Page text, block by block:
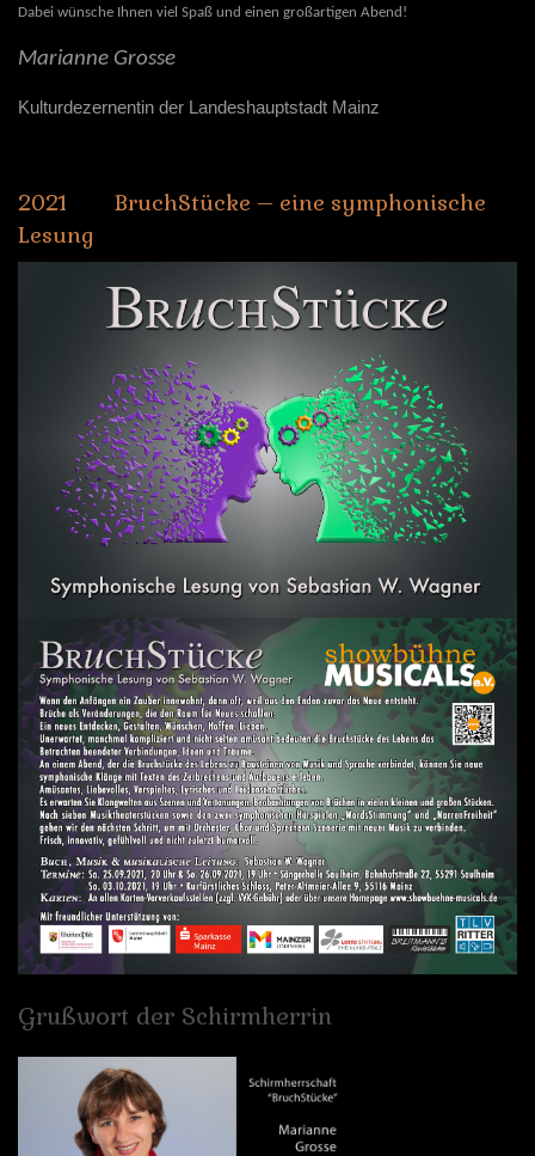
Dabei wünsche Ihnen viel Spaß und einen großartigen Abend!
Marianne Grosse
Kulturdezernentin der Landeshauptstadt Mainz
2021 BruchStücke – eine symphonische
Lesung
Grußwort der Schirmherrin